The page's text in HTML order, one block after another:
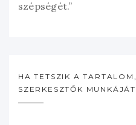
szépségét.”
HA TETSZIK A
SZERKESZTŐK MUNKÁJÁT